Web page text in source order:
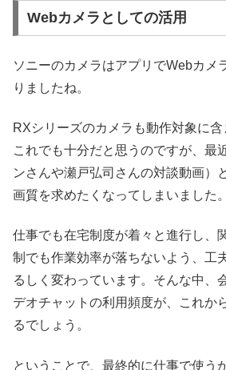
Webカメラとしての活用
ソニーのカメラはアプリでWebカメ
りましたね。
RXシリーズのカメラも動作対象に含
これでも十分だと思うのですが、最
ンさんや瀬戸弘司さんの対談動画）
画質を求めたくなってしまいました。
仕事でも在宅制度が着々と進行し、
制でも作業効率が落ちないよう、工
るしく変わっています。そんな中、
デオチャットの利用頻度が、これか
るでしょう。
ということで、最終的に仕事で使う